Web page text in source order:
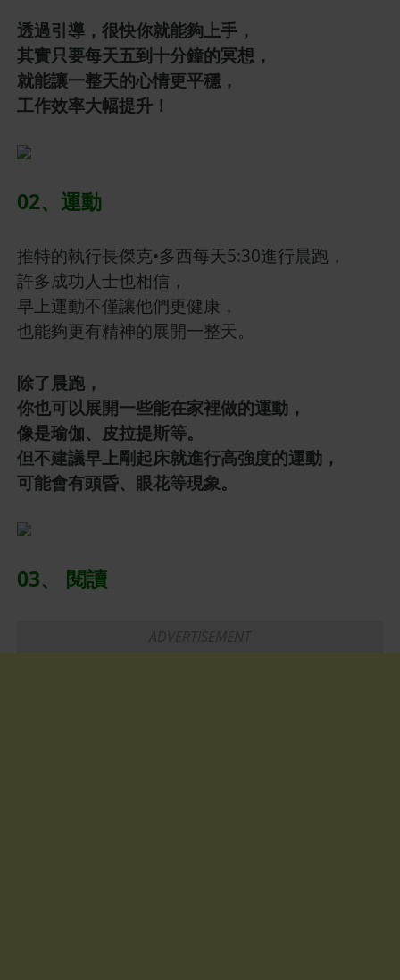
透過引導，很快你就能夠上手，
其實只要每天五到十分鐘的冥想，
就能讓一整天的心情更平穩，
工作效率大幅提升！
02、運動
推特的執行長傑克•多西每天5:30進行晨跑，
許多成功人士也相信，
早上運動不僅讓他們更健康，
也能夠更有精神的展開一整天。
除了晨跑，
你也可以展開一些能在家裡做的運動，
像是瑜伽、皮拉提斯等。
但不建議早上剛起床就進行高強度的運動，
可能會有頭昏、眼花等現象。
03、 閱讀